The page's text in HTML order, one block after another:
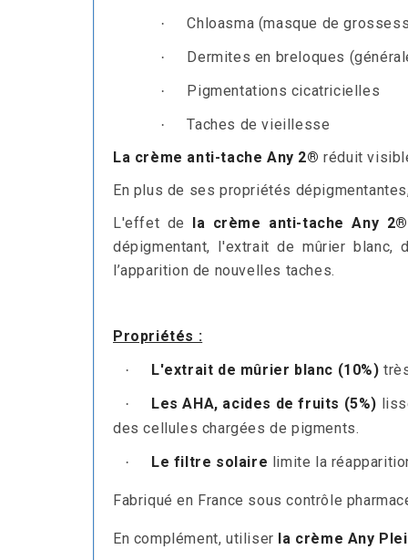
· Chloasma (masque de
· Dermites en breloques
· Pigmentations cicatricielles
·
Taches de vieillesse
La crème anti-tache Any 2® réduit
En plus de ses propriétés
L'effet de la crème anti-tache Any 2®
dépigmentant, l'extrait de mûrier
l’apparition de nouvelles taches.
Propriétés :
· L'extrait de mûrier blanc (10%)
· Les AHA, acides de fruits (5%)
des cellules chargées de pigments.
· Le filtre solaire limite la
Fabriqué en France sous contrôle
En complément, utiliser la crème Any